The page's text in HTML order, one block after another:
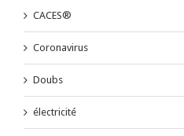
CACES®
Coronavirus
Doubs
électricité